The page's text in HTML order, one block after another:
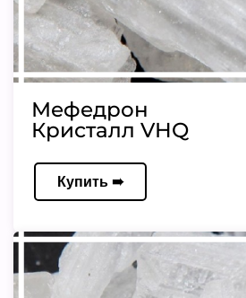
Мефедрон
Кристалл VHQ
Купить ➠